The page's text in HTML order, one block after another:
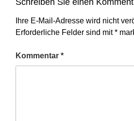
Schreiben Sie einen
Ihre E-Mail-Adresse wird nicht
Erforderliche Felder sind mit*
Kommentar *